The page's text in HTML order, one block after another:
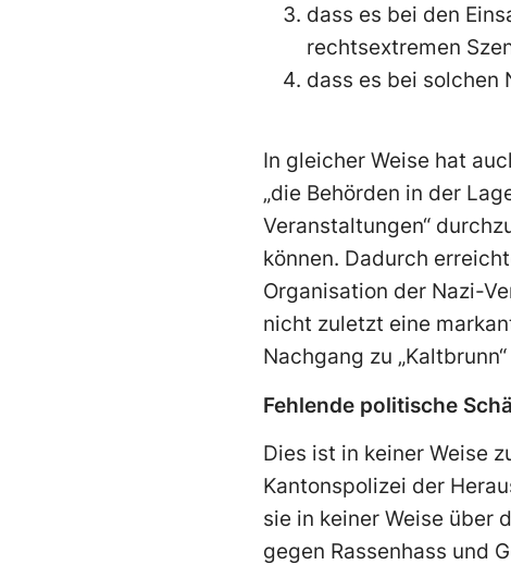
dass es bei den
rechtsextremen
dass es bei solchen
In gleicher Weise hat
„die Behörden in der
Veranstaltungen“
können. Dadurch
Organisation der Nazi-
nicht zuletzt eine
Nachgang zu
Fehlende politische
Dies ist in keiner Weise
Kantonspolizei der
sie in keiner Weise über
gegen Rassenhass und